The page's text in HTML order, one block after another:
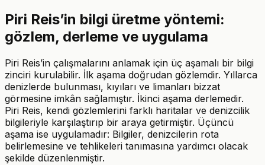
Piri Reis’in bilgi üretme yöntemi:
gözlem, derleme ve uygulama
Piri Reis’in çalışmalarını anlamak için üç aşamalı bir bilgi
zinciri kurulabilir. İlk aşama doğrudan gözlemdir. Yıllarca
denizlerde bulunması, kıyıları ve limanları bizzat
görmesine imkân sağlamıştır. İkinci aşama derlemedir.
Piri Reis, kendi gözlemlerini farklı haritalar ve denizcilik
bilgileriyle karşılaştırıp bir araya getirmiştir. Üçüncü
aşama ise uygulamadır: Bilgiler, denizcilerin rota
belirlemesine ve tehlikeleri tanımasına yardımcı olacak
şekilde düzenlenmiştir.